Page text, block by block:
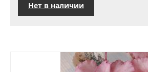
Нет в наличии